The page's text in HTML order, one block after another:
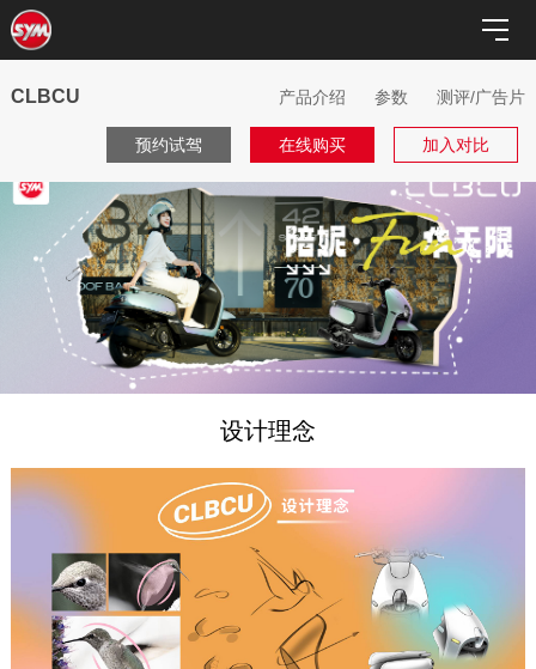
CLBCU 产品介绍 参数 测评/广告片
预约试驾 在线购买 加入对比
设计理念